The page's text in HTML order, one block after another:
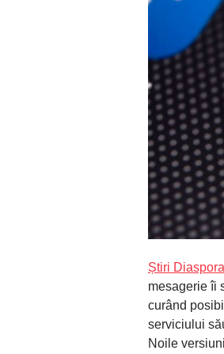
Știri Diaspora
mesagerie îi
curând
serviciului
Noile